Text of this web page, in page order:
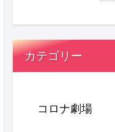
カテゴリー
コロナ劇場